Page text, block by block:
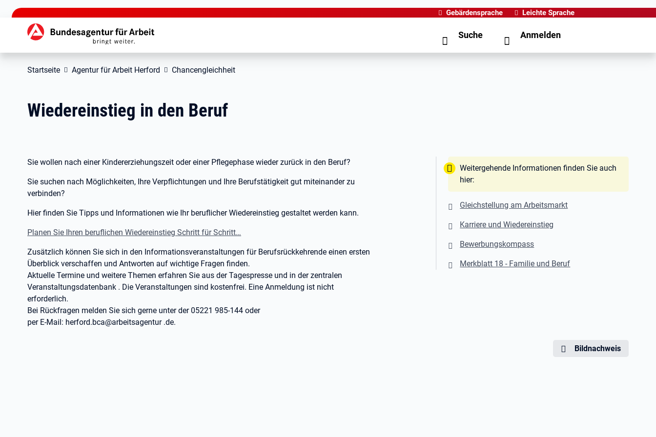
zu den Hauptinhalten springen
Gebärdensprache Leichte Sprache
Hauptnavigation Suche Anmelden
Startseite Agentur für Arbeit Herford Chancengleichheit
Wiedereinstieg in den Beruf
Sie wollen nach einer Kindererziehungszeit oder einer Pflegephase wieder zurück in den Beruf?
Sie suchen nach Möglichkeiten, Ihre Verpflichtungen und Ihre Berufstätigkeit gut miteinander zu
verbinden?
Hier finden Sie Tipps und Informationen wie Ihr beruflicher Wiedereinstieg gestaltet werden kann.
Planen Sie Ihren beruflichen Wiedereinstieg Schritt für Schritt…
Zusätzlich können Sie sich in den Informationsveranstaltungen für Berufsrückkehrende einen ersten
Überblick verschaffen und Antworten auf wichtige Fragen finden.
Aktuelle Termine und weitere Themen erfahren Sie aus der Tagespresse und in der zentralen
Veranstaltungsdatenbank . Die Veranstaltungen sind kostenfrei. Eine Anmeldung ist nicht
erforderlich.
Bei Rückfragen melden Sie sich gerne unter der 05221 985-144 oder
per E-Mail: herford.bca@arbeitsagentur .de.
Tipp:
Weitergehende Informationen finden Sie auch
hier:
Gleichstellung am Arbeitsmarkt
Karriere und Wiedereinstieg
Bewerbungskompass
Merkblatt 18 - Familie und Beruf
Bildnachweis